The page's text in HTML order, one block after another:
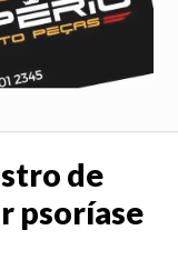
de
psoríase